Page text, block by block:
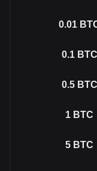
0.01
0.1 BTC
0.5 BTC
1 BTC
5 BTC